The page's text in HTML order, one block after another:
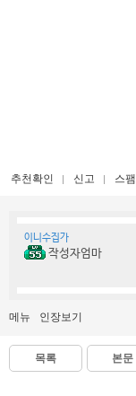
추천확인 신고 스
이니수집가
작성자엄마
메뉴 인장보기
목록 본문